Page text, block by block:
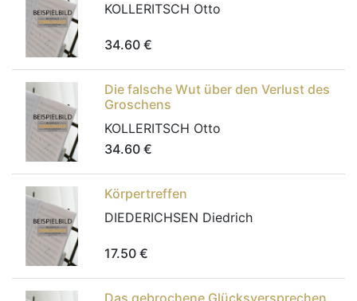
KOLLERITSCH Otto
34.60 €
Die falsche Wut über den Verlust des
Groschens
KOLLERITSCH Otto
34.60 €
Körpertreffen
DIEDERICHSEN Diedrich
17.50 €
Das gebrochene Glücksversprechen